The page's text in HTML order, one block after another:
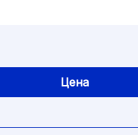
Цена